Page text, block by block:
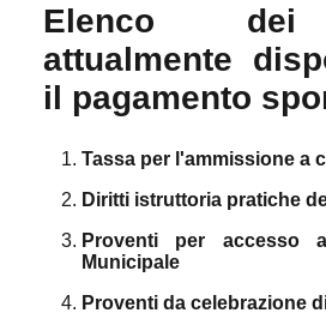
Elenco dei
attualmente
il pagamento
Tassa per l'ammissione a
Diritti istruttoria pratiche
Proventi per accesso
Municipale
Proventi da celebrazione